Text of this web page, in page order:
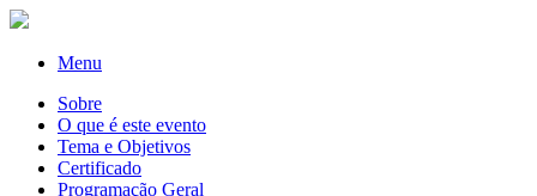
Menu
Sobre
O que é este evento
Tema e Objetivos
Certificado
Programação Geral